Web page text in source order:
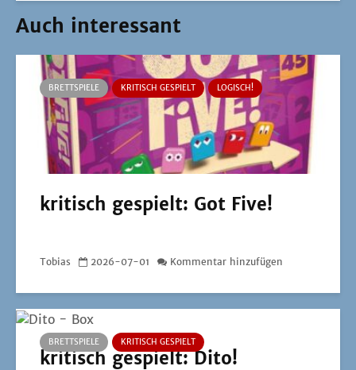
Auch interessant
BRETTSPIELE KRITISCH GESPIELT LOGISCH!
kritisch gespielt: Got Five!
Tobias 2026-07-01 Kommentar hinzufügen
BRETTSPIELE KRITISCH GESPIELT
kritisch gespielt: Dito!